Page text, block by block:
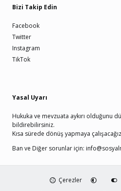
Bizi Takip Edin
Facebook
Twitter
Instagram
TikTok
Yasal Uyarı
Hukuka ve mevzuata aykırı olduğunu
bildirebilirsiniz.
Kısa sürede dönüş yapmaya
Ban ve Diğer sorunlar için:
Çerezler